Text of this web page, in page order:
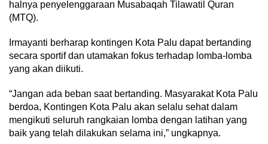
halnya penyelenggaraan Musabaqah Tilawatil Quran
(MTQ).
Irmayanti berharap kontingen Kota Palu dapat bertanding
secara sportif dan utamakan fokus terhadap lomba-lomba
yang akan diikuti.
“Jangan ada beban saat bertanding. Masyarakat Kota Palu
berdoa, Kontingen Kota Palu akan selalu sehat dalam
mengikuti seluruh rangkaian lomba dengan latihan yang
baik yang telah dilakukan selama ini,” ungkapnya.